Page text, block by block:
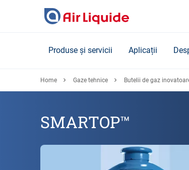
Produse și servicii Aplicații
Home Gaze tehnice Butelii de gaz
SMARTOP™